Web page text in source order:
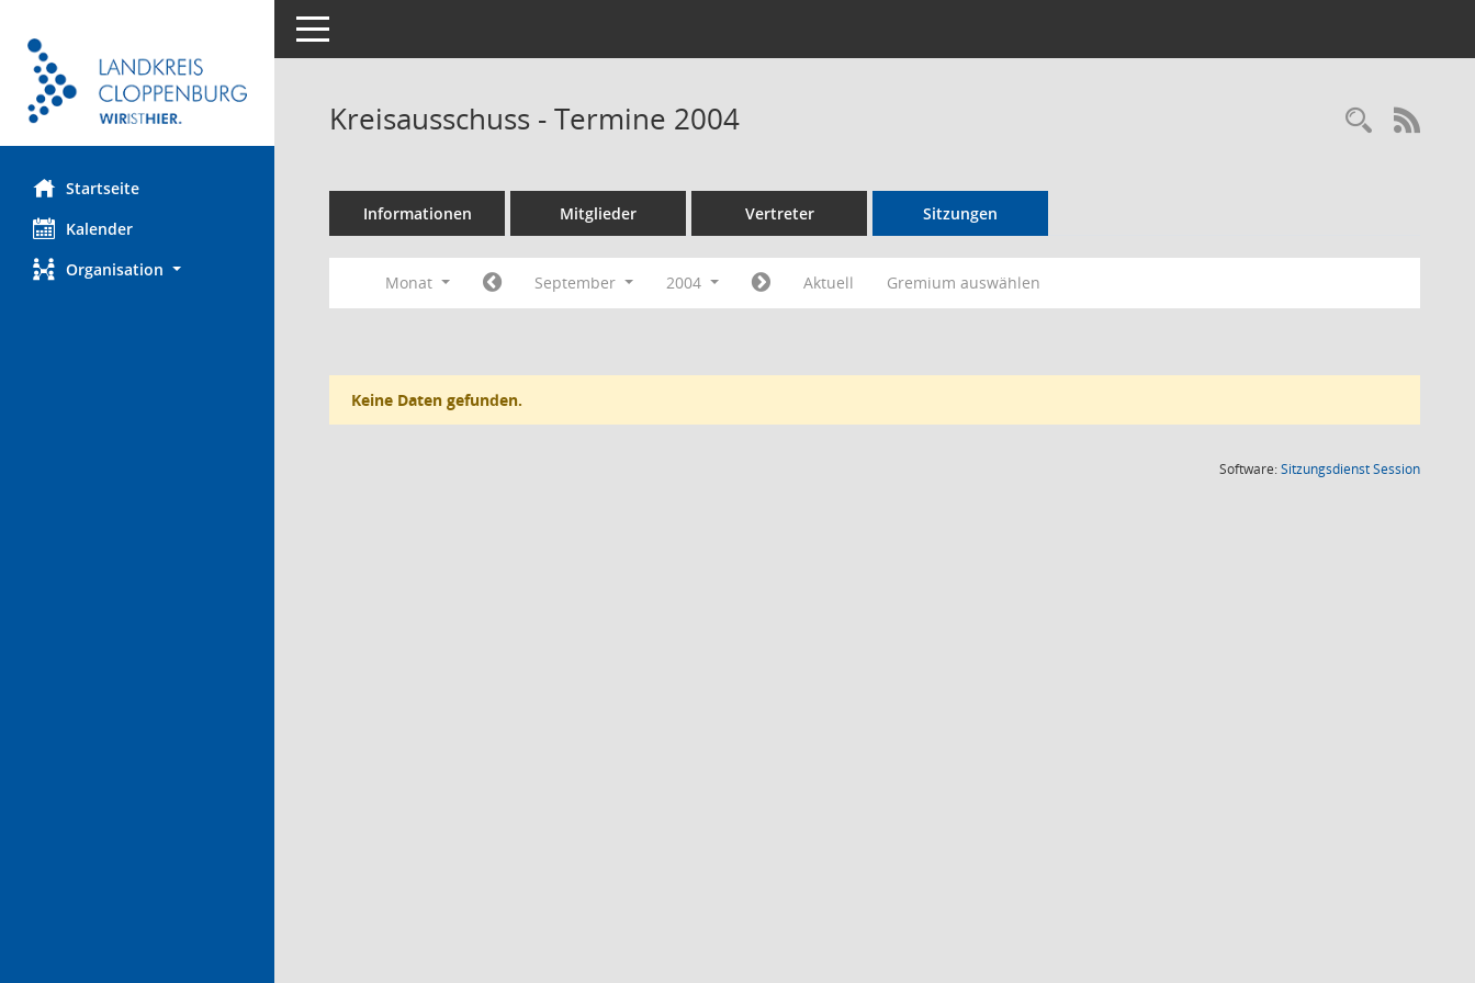
Startseite
Kalender
Organisation
Toggle navigation
Kreisausschuss - Termine 2004
Informationen Mitglieder Vertreter Sitzungen
Monat September 2004 Aktuell Gremium auswählen
Keine Daten gefunden.
Software:SitzungsdienstSession(Wird in